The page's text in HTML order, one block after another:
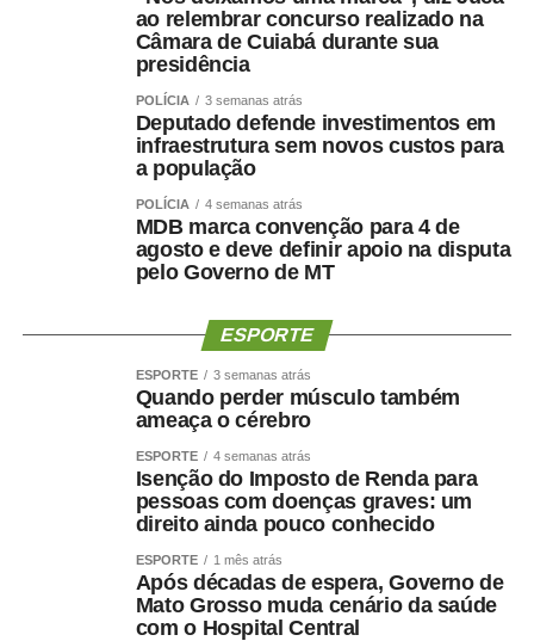
O secretário também destacou que as novidades desta
edição ampliam o alcance do evento e aproximam ainda
mais a população das atividades esportivas. “A inclusão
de novas modalidades e a realização de disputas na
Praia do Cortado representam mais uma evolução dos
jogos. Essas mudanças ampliam as oportunidades de
participação, valorizam os espaços públicos do município
e tornam a competição ainda mais atrativa para atletas,
familiares e espectadores. O esporte tem a capacidade
qualidade de vida da população”, explicou.
Os 34º Jogos Olímpicos de Sinop e os 3º Jogos
Paralímpicos de Sinop integram a programação do
Festeja Sinop 2026. Promovido pela Prefeitura de Sinop,
o Festeja Sinop 2026 será realizado de 30 de agosto a 14
de setembro, em celebração aos 52 anos de fundação do
município. O calendário oficial das festividades será
divulgado nos próximos dias pela Prefeitura de Sinop.
ao relembrar concurso realizado na
Câmara de Cuiabá durante sua
presidência
POLÍCIA 3 semanas atrás
Deputado defende investimentos em
infraestrutura sem novos custos para
a população
POLÍCIA 4 semanas atrás
MDB marca convenção para 4 de
agosto e deve definir apoio na disputa
pelo Governo de MT
ESPORTE
ESPORTE 3 semanas atrás
Quando perder músculo também
ameaça o cérebro
ESPORTE 4 semanas atrás
Isenção do Imposto de Renda para
pessoas com doenças graves: um
direito ainda pouco conhecido
ESPORTE 1 mês atrás
Após décadas de espera, Governo de
Mato Grosso muda cenário da saúde
com o Hospital Central